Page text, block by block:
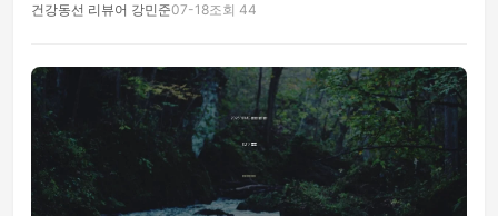
건강동선 리뷰어 강민준07-18조회 44